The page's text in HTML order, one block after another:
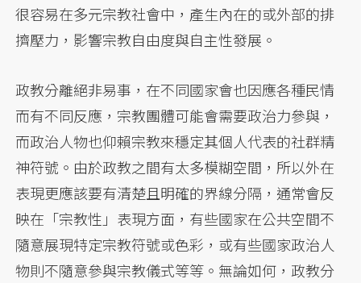
很容易在多元宗教社會中，產生內在的或外部的排
擠壓力，影響宗教自由度與自主性發展。
政教分離絕非易事，在不同國家會也因應各種民情
而有不同反應，宗教團體可能會需要政治力參與，
而政治人物也仰賴宗教來穩定其個人代表的社群精
神符號。由於政教之間有太多模糊空間，所以外在
表現更應該要有清楚且明確的界線分隔，通常會反
映在「宗教性」表現方面，有些國家在公共空間不
隨意展現特定宗教符號或色彩，或有些國家政治人
物則不隨意參與宗教儀式等等。無論如何，政教分